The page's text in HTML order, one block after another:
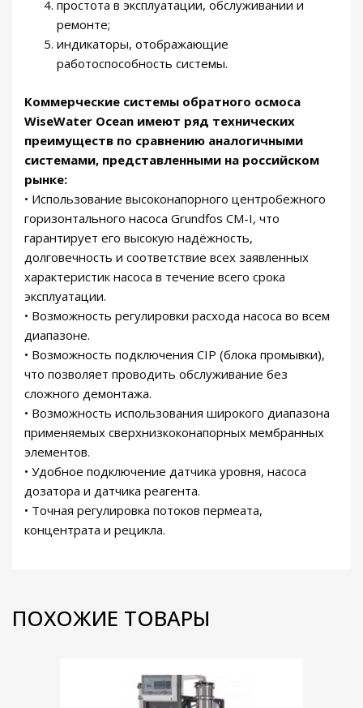
простота в эксплуатации, обслуживании и
ремонте;
индикаторы, отображающие
работоспособность системы.
Коммерческие системы обратного осмоса
WiseWater Ocean имеют ряд технических
преимуществ по сравнению аналогичными
системами, представленными на российском
рынке:
• Использование высоконапорного центробежного
горизонтального насоса Grundfos CM-I, что
гарантирует его высокую надёжность,
долговечность и соответствие всех заявленных
характеристик насоса в течение всего срока
эксплуатации.
• Возможность регулировки расхода насоса во всем
диапазоне.
• Возможность подключения CIP (блока промывки),
что позволяет проводить обслуживание без
сложного демонтажа.
• Возможность использования широкого диапазона
применяемых сверхнизкоконапорных мембранных
элементов.
• Удобное подключение датчика уровня, насоса
дозатора и датчика реагента.
• Точная регулировка потоков пермеата,
концентрата и рецикла.
ПОХОЖИЕ ТОВАРЫ